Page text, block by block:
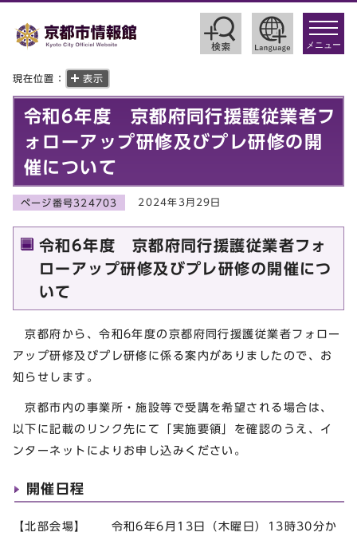
toggle
メニュー
現在位置： 表示
令和6年度 京都府同行援護従業者フ
ォローアップ研修及びプレ研修の開
催について
ページ番号324703 2024年3月29日
令和6年度 京都府同行援護従業者フォ
ローアップ研修及びプレ研修の開催につ
いて
京都府から、令和6年度の京都府同行援護従業者フォロー
アップ研修及びプレ研修に係る案内がありましたので、お
知らせします。
京都市内の事業所・施設等で受講を希望される場合は、
以下に記載のリンク先にて「実施要領」を確認のうえ、イ
ンターネットによりお申し込みください。
開催日程
【北部会場】 令和6年6月13日（木曜日）13時30分か